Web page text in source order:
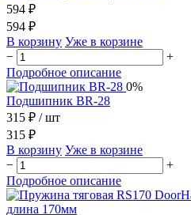
594 ₽
594 ₽
В корзину Уже в корзине
−
+
Подробное описание
0%
Подшипник BR-28
315 ₽ / шт
315 ₽
В корзину Уже в корзине
−
+
Подробное описание